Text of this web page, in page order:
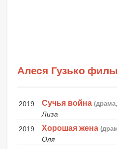
Алеся Гузько
2019 Сучья война
Лиза
2019
Хорошая жена
Оля